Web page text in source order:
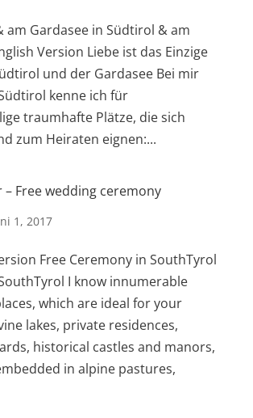
am Gardasee in Südtirol & am
Version Liebe ist das Einzige
und der Gardasee Bei mir
kenne ich für
traumhafte Plätze, die sich
zum Heiraten eignen:...
Free wedding ceremony
1, 2017
Free Ceremony in SouthTyrol
I know innumerable
which are ideal for your
lakes, private residences,
historical castles and manors,
in alpine pastures,